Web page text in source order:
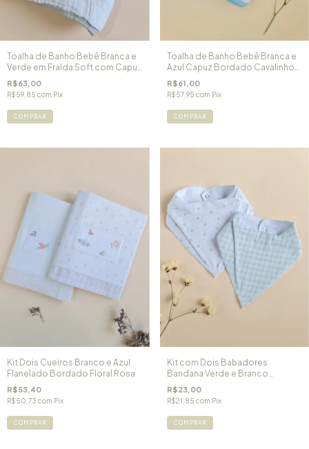
Toalha de Banho Bebê Branca e
Verde em Fralda Soft com Capuz
Raminhos
R$63,00
R$59,85 com Pix
COMPRAR
Toalha de Banho Bebê Branca e
Azul Capuz Bordado Cavalinho
de Pau
R$61,00
R$57,95 com Pix
COMPRAR
Kit Dois Cueiros Branco e Azul
Flanelado Bordado Floral Rosa
R$53,40
R$50,73 com Pix
COMPRAR
Kit com Dois Babadores
Bandana Verde e Branco
Impermeável
R$23,00
R$21,85 com Pix
COMPRAR